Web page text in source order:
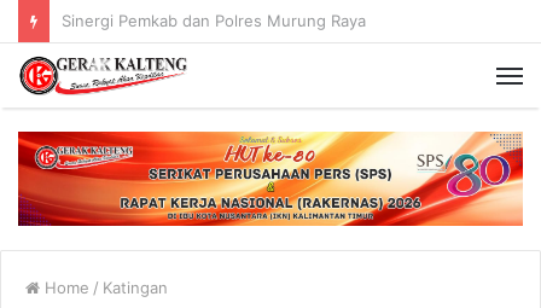
Murung Raya Menangi MTQ Korpri VIII Kalimantan Tengah
Home / Katingan